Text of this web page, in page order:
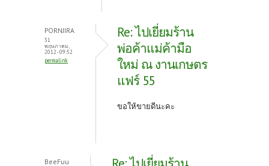
PORNJIRA
31
พฤษภาคม,
2012 - 09:52
permalink
Re: ไปเยี่ยมร้าน
พ่อค้าแม่ค้ามือ
ใหม่ ณ งานเกษตร
แฟร์ 55
ขอให้ขายดีนะคะ
BeeFuu